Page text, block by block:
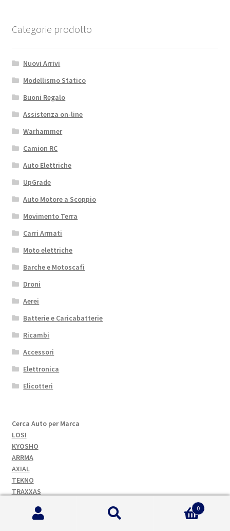
Categorie prodotto
Nuovi Arrivi
Modellismo Statico
Buoni Regalo
Assistenza on-line
Warhammer
Camion RC
Auto Elettriche
UpGrade
Auto Motore a Scoppio
Movimento Terra
Carri Armati
Moto elettriche
Barche e Motoscafi
Droni
Aerei
Batterie e Caricabatterie
Ricambi
Accessori
Elettronica
Elicotteri
Cerca Auto per Marca
LOSI
KYOSHO
ARRMA
AXIAL
TEKNO
TRAXXAS
0